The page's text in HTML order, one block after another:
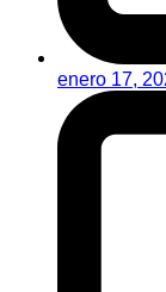
enero 17,